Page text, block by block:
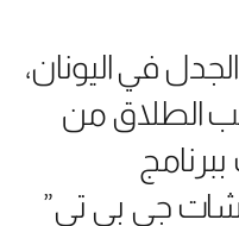
في اليونان،
الطلاق من
جي بي تي”